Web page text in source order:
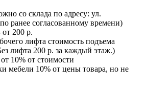
со склада по адресу: ул.
ранее согласованному времени)
200 р.
лифта стоимость подъема
лифта 200 р. за каждый этаж.)
10% от стоимости
мебели 10% от цены товара, но не